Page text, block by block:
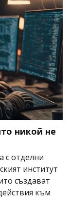
никой не
с отделни
институт
създават
към